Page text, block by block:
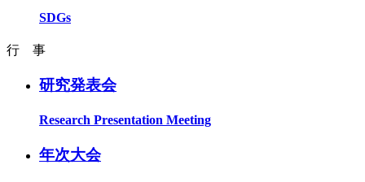
SDGs
行 事
研究発表会
Research Presentation Meeting
年次大会